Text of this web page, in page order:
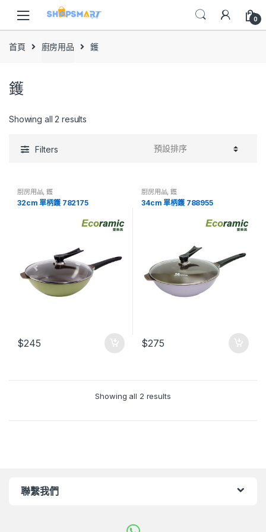
navigation
content
0
首頁 廚房用品 鑊
鑊
Showing all 2 results
Filters
廚房用品,鑊
32cm 單柄鑊 782175
$245
廚房用品,鑊
34cm 單柄鑊 788955
$275
Showing all 2 results
聯繫我們